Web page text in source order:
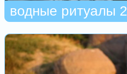
водные ритуалы 2